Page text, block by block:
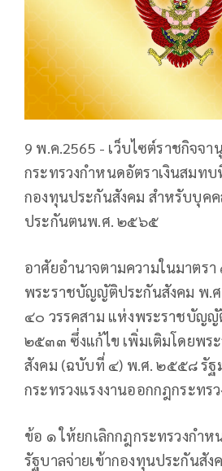
9 พ.ค.2565 - เว็บไซต์ราชกิจจา
กระทรวงกำหนดอัตราเงินสมทบ
กองทุนประกันสังคม สำหรับบุคค
ประกันตนพ.ศ. ๒๕๖๕
อาศัยอำนาจตามความในมาตร
พระราชบัญญัติประกันสังคม พ.
๔๐ วรรคสาม แห่งพระราชบัญ
๒๕๓๓ ซึ่งแก้ไข เพิ่มเติมโดยพ
สังคม (ฉบับที่ ๔) พ.ศ. ๒๕๕๘ รัฐ
กระทรวงแรงงานออกกฎกระทร
ข้อ ๑ ให้ยกเลิกกฎกระทรวงกำ
รัฐบาลจ่ายเข้ากองทุนประกันสั